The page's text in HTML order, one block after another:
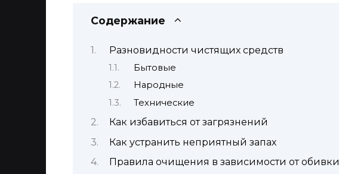
Содержание
Разновидности чистящих средств
Бытовые
Народные
Технические
Как избавиться от загрязнений
Как устранить неприятный запах
Правила очищения в зависимости от обивки